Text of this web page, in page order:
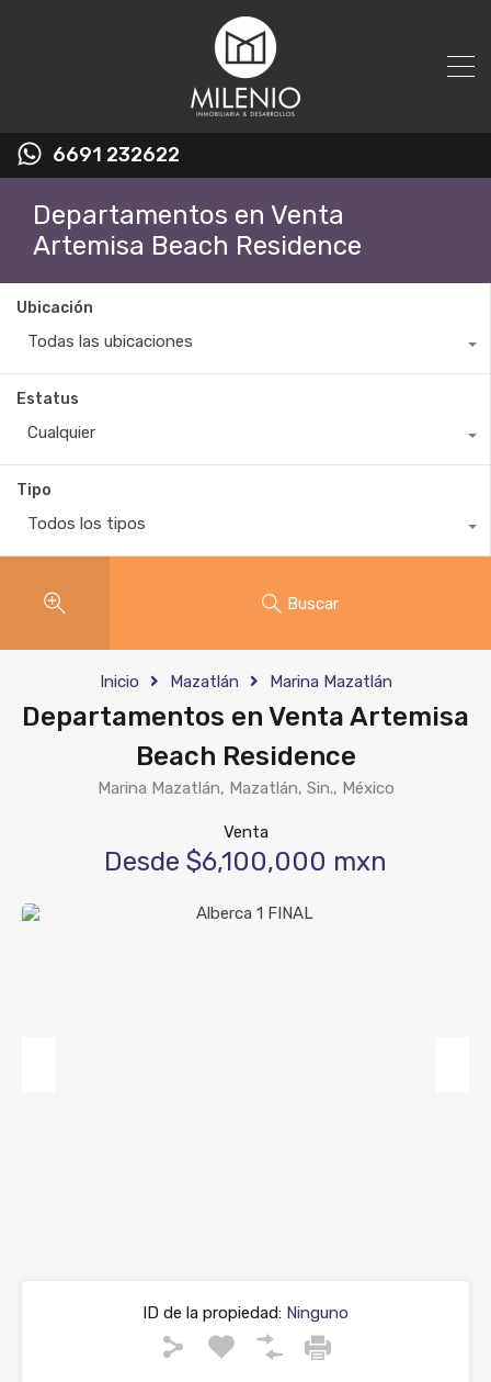
6691 232622
Departamentos en Venta
Artemisa Beach Residence
Ubicación
Todas las ubicaciones
Estatus
Cualquier
Tipo
Todos los tipos
Buscar
Inicio Mazatlán Marina Mazatlán
Departamentos en Venta Artemisa
Beach Residence
Marina Mazatlán, Mazatlán, Sin., México
Venta
Desde $6,100,000 mxn
ID de la propiedad: Ninguno